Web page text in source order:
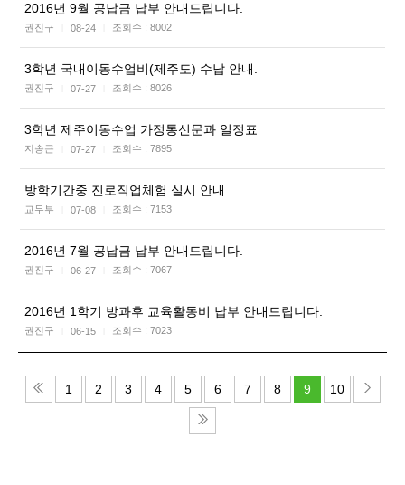
2016년 9월 공납금 납부 안내드립니다.
권진구 08-24 조회수 : 8002
3학년 국내이동수업비(제주도) 수납 안내.
권진구 07-27 조회수 : 8026
3학년 제주이동수업 가정통신문과 일정표
지송근 07-27 조회수 : 7895
방학기간중 진로직업체험 실시 안내
교무부 07-08 조회수 : 7153
2016년 7월 공납금 납부 안내드립니다.
권진구 06-27 조회수 : 7067
2016년 1학기 방과후 교육활동비 납부 안내드립니다.
권진구 06-15 조회수 : 7023
1 2 3 4 5 6 7 8 9 10